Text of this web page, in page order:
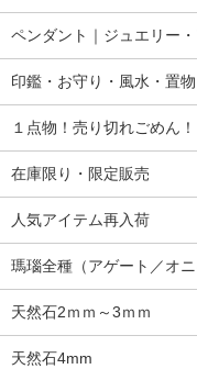
ペンダント｜ジュエリー
印鑑・お守り・風水・置物
１点物！売り切れごめん！
在庫限り・限定販売
人気アイテム再入荷
瑪瑙全種（アゲート／オニ
天然石2ｍｍ～3ｍｍ
天然石4mm